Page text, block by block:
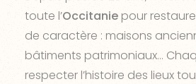
toute l’Occitaniepour
de caractère : maisons
bâtiments patrimoniaux…
respecter l’histoire des lieux